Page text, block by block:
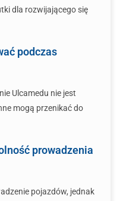
dla rozwijającego się
podczas
Ulcamedu nie jest
mogą przenikać do
prowadzenia
pojazdów, jednak